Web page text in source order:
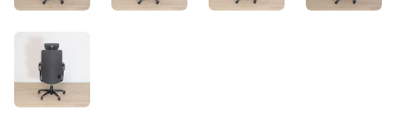
g_SHdFq9dD6d.jpeg